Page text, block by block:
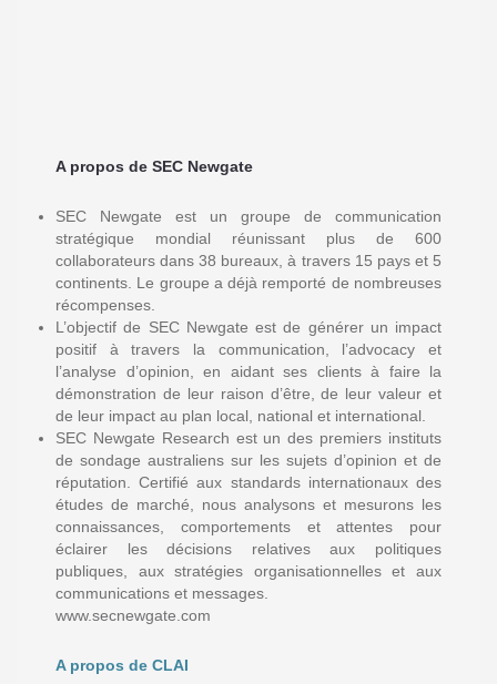
A propos de SEC Newgate
SEC Newgate est un groupe de communication
stratégique mondial réunissant plus de 600
collaborateurs dans 38 bureaux, à travers 15 pays et 5
continents. Le groupe a déjà remporté de nombreuses
récompenses.
L’objectif de SEC Newgate est de générer un impact
positif à travers la communication, l’advocacy et
l’analyse d’opinion, en aidant ses clients à faire la
démonstration de leur raison d’être, de leur valeur et
de leur impact au plan local, national et international.
SEC Newgate Research est un des premiers instituts
de sondage australiens sur les sujets d’opinion et de
réputation. Certifié aux standards internationaux des
études de marché, nous analysons et mesurons les
connaissances, comportements et attentes pour
éclairer les décisions relatives aux politiques
publiques, aux stratégies organisationnelles et aux
communications et messages.
www.secnewgate.com
A propos de CLAI